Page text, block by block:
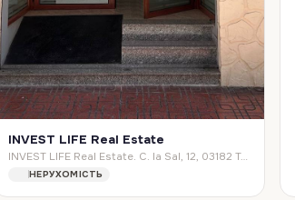
INVEST LIFE Real Estate
INVEST LIFE Real Estate. C. la Sal, 12, 03182 Torrevieja, Alicante, Spain
НЕРУХОМІСТЬ